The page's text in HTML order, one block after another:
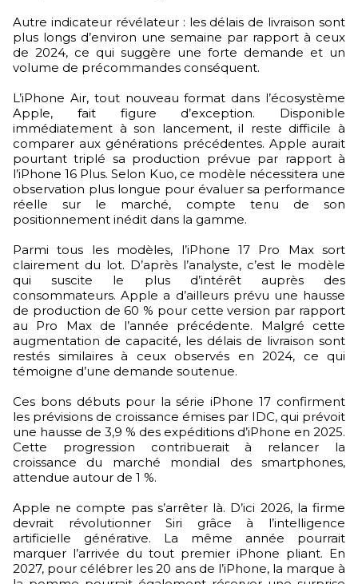
Autre indicateur révélateur : les délais de livraison sont
plus longs d’environ une semaine par rapport à ceux
de 2024, ce qui suggère une forte demande et un
volume de précommandes conséquent.
L’iPhone Air, tout nouveau format dans l’écosystème
Apple, fait figure d’exception. Disponible
immédiatement à son lancement, il reste difficile à
comparer aux générations précédentes. Apple aurait
pourtant triplé sa production prévue par rapport à
l’iPhone 16 Plus. Selon Kuo, ce modèle nécessitera une
observation plus longue pour évaluer sa performance
réelle sur le marché, compte tenu de son
positionnement inédit dans la gamme.
Parmi tous les modèles, l’iPhone 17 Pro Max sort
clairement du lot. D’après l’analyste, c’est le modèle
qui suscite le plus d’intérêt auprès des
consommateurs. Apple a d’ailleurs prévu une hausse
de production de 60 % pour cette version par rapport
au Pro Max de l’année précédente. Malgré cette
augmentation de capacité, les délais de livraison sont
restés similaires à ceux observés en 2024, ce qui
témoigne d’une demande soutenue.
Ces bons débuts pour la série iPhone 17 confirment
les prévisions de croissance émises par IDC, qui prévoit
une hausse de 3,9 % des expéditions d’iPhone en 2025.
Cette progression contribuerait à relancer la
croissance du marché mondial des smartphones,
attendue autour de 1 %.
Apple ne compte pas s’arrêter là. D’ici 2026, la firme
devrait révolutionner Siri grâce à l’intelligence
artificielle générative. La même année pourrait
marquer l’arrivée du tout premier iPhone pliant. En
2027, pour célébrer les 20 ans de l’iPhone, la marque à